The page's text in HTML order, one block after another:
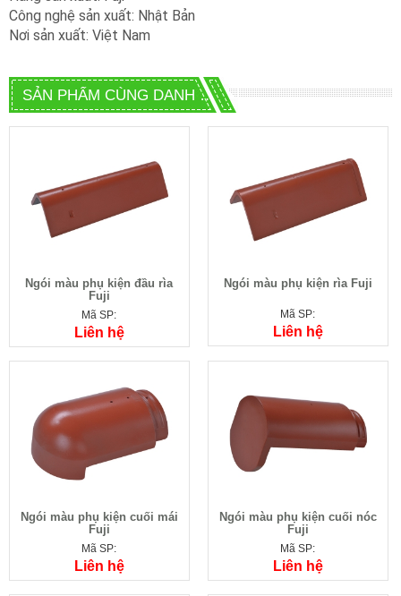
Công nghệ sản xuất: Nhật Bản
Nơi sản xuất: Việt Nam
SẢN PHẨM CÙNG DANH MỤC
Ngói màu phụ kiện đầu rìa
Fuji
Mã SP:
Liên hệ
Ngói màu phụ kiện rìa Fuji
Mã SP:
Liên hệ
Ngói màu phụ kiện cuối mái
Fuji
Mã SP:
Liên hệ
Ngói màu phụ kiện cuối nóc
Fuji
Mã SP:
Liên hệ